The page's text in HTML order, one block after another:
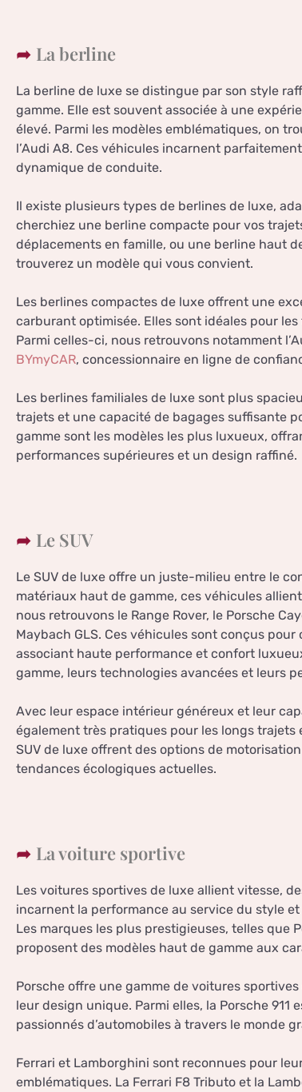
La berline
La berline de luxe se distingue par son style
gamme. Elle est souvent associée à une
élevé. Parmi les modèles emblématiques, on
l’Audi A8. Ces véhicules incarnent
dynamique de conduite.
Il existe plusieurs types de berlines de luxe,
cherchiez une berline compacte pour vos
déplacements en famille, ou une berline haut
trouverez un modèle qui vous convient.
Les berlines compactes de luxe offrent une
carburant optimisée. Elles sont idéales pour
Parmi celles-ci, nous retrouvons notamment
BYmyCAR, concessionnaire en ligne de
Les berlines familiales de luxe sont plus
trajets et une capacité de bagages suffisante
gamme sont les modèles les plus luxueux,
performances supérieures et un design raffiné.
Le SUV
Le SUV de luxe offre un juste-milieu entre le
matériaux haut de gamme, ces véhicules
nous retrouvons le Range Rover, le Porsche
Maybach GLS. Ces véhicules sont conçus
associant haute performance et confort
gamme, leurs technologies avancées et leurs
Avec leur espace intérieur généreux et leur
également très pratiques pour les longs trajets
SUV de luxe offrent des options de
tendances écologiques actuelles.
La voiture sportive
Les voitures sportives de luxe allient vitesse,
incarnent la performance au service du style
Les marques les plus prestigieuses, telles que
proposent des modèles haut de gamme aux
Porsche offre une gamme de voitures
leur design unique. Parmi elles, la Porsche
passionnés d’automobiles à travers le monde
Ferrari et Lamborghini sont reconnues pour
emblématiques. La Ferrari F8 Tributo et la